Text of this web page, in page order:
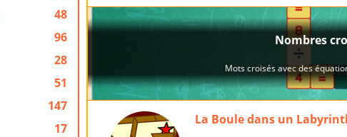
48
96
28
51
147
17
La Boule dans un